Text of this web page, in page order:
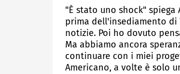
"È stato uno shock"
prima dell'insediamento di
notizie. Poi ho dovuto
Ma abbiamo ancora
continuare con i miei
Americano, a volte è solo